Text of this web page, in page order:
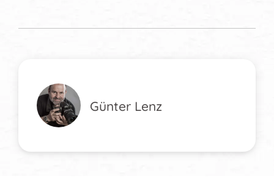
Günter Lenz